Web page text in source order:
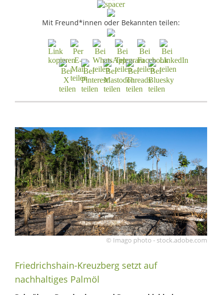
Mit Freund*innen oder Bekannten teilen:
© Imago photo - stock.adobe.com
Friedrichshain-Kreuzberg setzt auf
nachhaltiges Palmöl